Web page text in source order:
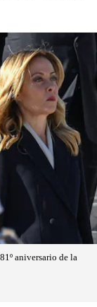
aniversario de la